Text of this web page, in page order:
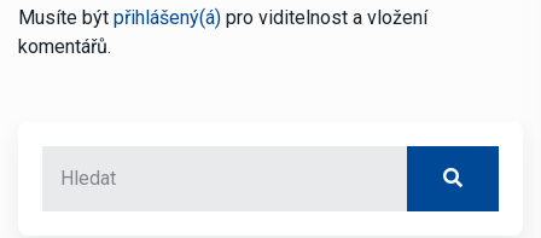
Musíte být přihlášený(á) pro viditelnost a vložení
komentářů.